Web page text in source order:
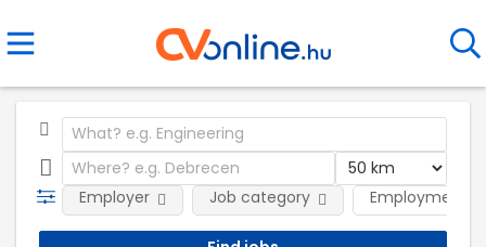
Employment
Employer Job category